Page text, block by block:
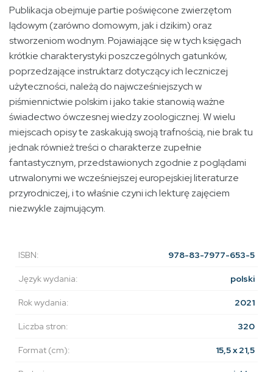
Publikacja obejmuje partie poświęcone zwierzętom
lądowym (zarówno domowym, jak i dzikim) oraz
stworzeniom wodnym. Pojawiające się w tych księgach
krótkie charakterystyki poszczególnych gatunków,
poprzedzające instruktarz dotyczący ich leczniczej
użyteczności, należą do najwcześniejszych w
piśmiennictwie polskim i jako takie stanowią ważne
świadectwo ówczesnej wiedzy zoologicznej. W wielu
miejscach opisy te zaskakują swoją trafnością, nie brak tu
jednak również treści o charakterze zupełnie
fantastycznym, przedstawionych zgodnie z poglądami
utrwalonymi we wcześniejszej europejskiej literaturze
przyrodniczej, i to właśnie czyni ich lekturę zajęciem
niezwykle zajmującym.
ISBN: 978-83-7977-653-5
Język wydania: polski
Rok wydania: 2021
Liczba stron: 320
Format (cm): 15,5 x 21,5